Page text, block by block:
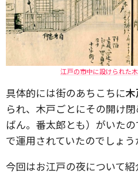
江戸の市中に設けられた
具体的には街のあちこちに木
られ、木戸ごとにその開け
ばん。番太郎とも）がいた
で運用されていたのでしょう
今回はお江戸の夜について紹